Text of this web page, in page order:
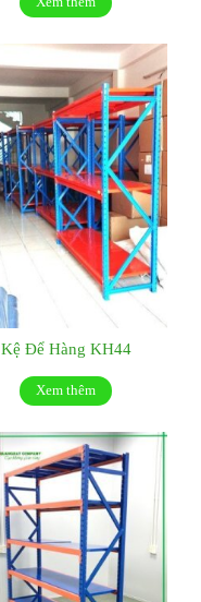
Kệ Để Hàng KH44
Xem thêm